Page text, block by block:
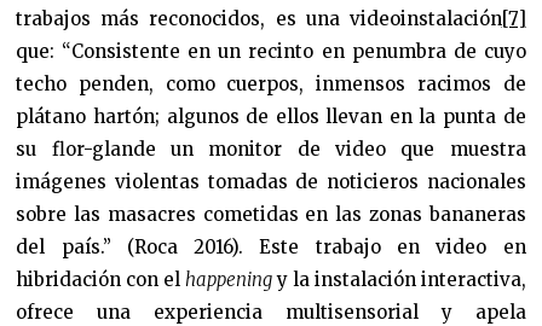
trabajos más reconocidos, es una videoinstalación[7]
que: “Consistente en un recinto en penumbra de cuyo
techo penden, como cuerpos, inmensos racimos de
plátano hartón; algunos de ellos llevan en la punta de
su flor-glande un monitor de video que muestra
imágenes violentas tomadas de noticieros nacionales
sobre las masacres cometidas en las zonas bananeras
del país.” (Roca 2016). Este trabajo en video en
hibridación con elhappeningy la instalación interactiva,
ofrece una experiencia multisensorial y apela